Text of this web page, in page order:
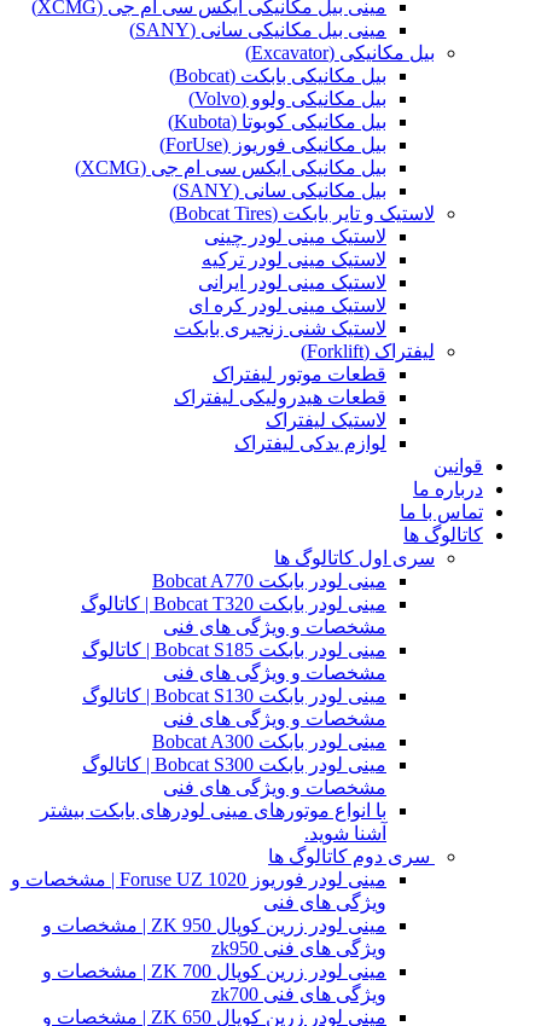
مینی بیل مکانیکی ایکس سی ام جی (XCMG)
مینی بیل مکانیکی سانی (SANY)
بیل مکانیکی (Excavator)
بیل مکانیکی بابکت (Bobcat)
بیل مکانیکی ولوو (Volvo)
بیل مکانیکی کوبوتا (Kubota)
بیل مکانیکی فوریوز (ForUse)
بیل مکانیکی ایکس سی ام جی (XCMG)
بیل مکانیکی سانی (SANY)
لاستیک و تایر بابکت (Bobcat Tires)
لاستیک مینی لودر چینی
لاستیک مینی لودر ترکیه
لاستیک مینی لودر ایرانی
لاستیک مینی لودر کره ای
لاستیک شنی زنجیری بابکت
لیفتراک (Forklift)
قطعات موتور لیفتراک
قطعات هیدرولیکی لیفتراک
لاستیک لیفتراک
لوازم یدکی لیفتراک
قوانین
درباره ما
تماس با ما
کاتالوگ ها
سری اول کاتالوگ ها
مینی لودر بابکت Bobcat A770
مینی لودر بابکت Bobcat T320 | کاتالوگ
مشخصات و ویژگی های فنی
مینی لودر بابکت Bobcat S185 | کاتالوگ
مشخصات و ویژگی های فنی
مینی لودر بابکت Bobcat S130 | کاتالوگ
مشخصات و ویژگی های فنی
مینی لودر بابکت Bobcat A300
مینی لودر بابکت Bobcat S300 | کاتالوگ
مشخصات و ویژگی های فنی
با انواع موتورهای مینی لودرهای بابکت بیشتر
آشنا شوید.
سری دوم کاتالوگ ها
مینی لودر فوریوز Foruse UZ 1020 | مشخصات و
ویژگی های فنی
مینی لودر زرین کوپال ZK 950 | مشخصات و
ویژگی های فنی zk950
مینی لودر زرین کوپال ZK 700 | مشخصات و
ویژگی های فنی zk700
مینی لودر زرین کوپال ZK 650 | مشخصات و